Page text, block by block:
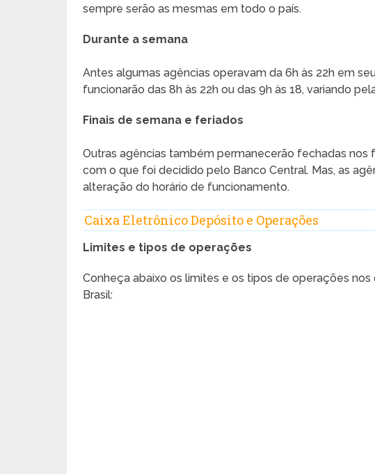
sempre serão as mesmas em todo o país.
Durante a semana
Antes algumas agências operavam da 6h às 22h em
funcionarão das 8h às 22h ou das 9h às 18, variando
Finais de semana e feriados
Outras agências também permanecerão fechadas nos
com o que foi decidido pelo Banco Central. Mas, as
alteração do horário de funcionamento.
Caixa Eletrônico Depósito e Operações
Limites e tipos de operações
Conheça abaixo os limites e os tipos de operações
Brasil: